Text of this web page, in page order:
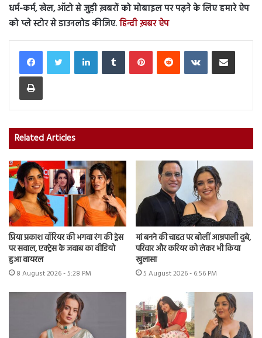
धर्म-कर्म, खेल, ऑटो से जुड़ी ख़बरों को मोबाइल पर पढ़ने के लिए हमारे ऐप
को प्ले स्टोर से डाउनलोड कीजिए.हिन्दी ख़बर ऐप
LinkedInTumblr PinterestReddit VKontakteShare via Email
Print
Related Articles
प्रिया प्रकाश वॉरियर की भगवा रंग की ड्रेस
पर सवाल, एक्ट्रेस के जवाब का वीडियो
हुआ वायरल
8 August 2026 - 5:28 PM
मां बनने की चाहत पर बोलीं आम्रपाली दुबे,
परिवार और करियर को लेकर भी किया
खुलासा
5 August 2026 - 6:56 PM